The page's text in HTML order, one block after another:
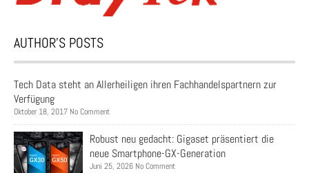
AUTHOR’S POSTS
Tech Data steht an Allerheiligen ihren Fachhandelspartnern zur
Verfügung
Oktober 18, 2017 No Comment
Robust neu gedacht: Gigaset präsentiert die
neue Smartphone-GX-Generation
Juni 25, 2026 No Comment